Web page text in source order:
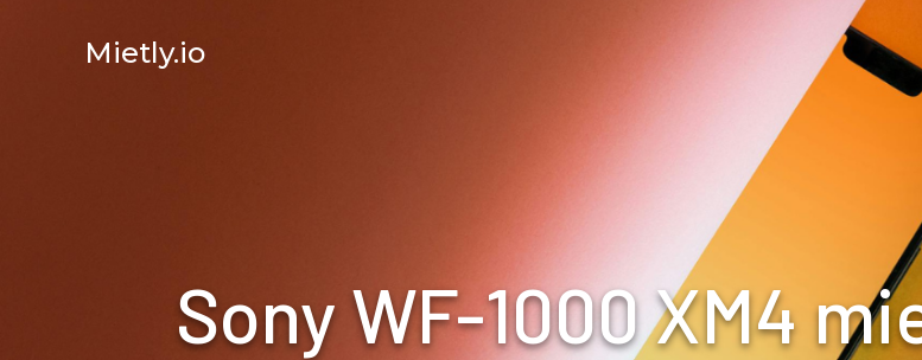
Mietly.io
Sony WF-1000 XM4